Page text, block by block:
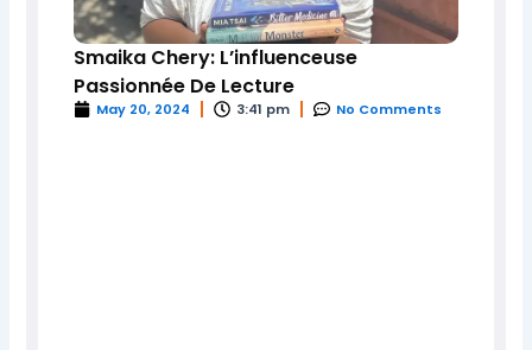
Smaika Chery: L’influenceuse
Passionnée De Lecture
May 20, 2024 3:41 pm No Comments